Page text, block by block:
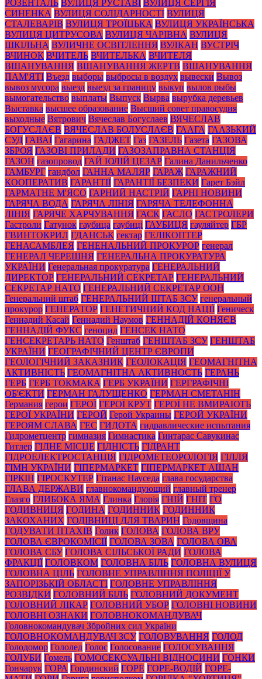
РОЗЕНТАЛЬ ВУЛИЦЯ РУСТАВІ
ВУЛИЦЯ СЕРГІЯ
СИНЕНКА ВУЛИЦЯ СОЛІДАРНОСТІ ВУЛИЦЯ
СТАЛЕВАРІВ ВУЛИЦЯ ТРОЇЦЬКА ВУЛИЦЯ УКРАЇНСЬКА
ВУЛИЦЯ ЦИТРУСОВА ВУЛИЦЯ ЧАРІВНА ВУЛИЦЯ
ШКІЛЬНА ВУЛИЧНЕ ОСВІТЛЕННЯ ВУЛКАН ВУСТРІЧ
ВЧИНОК ВЧИТЕЛЬ ВЧИТЕЛЬКА ВЧИТЕЛЯ
ВШАНУВАННЯ ВШАНУВАННЯ ЖЕРТВ ВШАНУВАННЯ
ПАМ'ЯТІ Въезд выборы выбросы в воздух вывески Вывоз
вывоз мусора выезд выезд за границу выкуп вылов рыбы
вымогательство выплаты Выпуск Вырва вырубка деревьев
Выставка высшее образование Высший совет правосудия
выходные Вятрович Вячеслав Богуслаев ВЯЧЕСЛАВ
БОГУСЛАЄВ ВЯЧЕСЛАВ БОЛУСЛАЄВ ГААГА ГААЗЬКИЙ
СУД ГАВАЇ Гагарина ГАДЖЕТ Газ ГАЗЕЛЬ Газета ГАЗОВА
ЗБРОЯ ГАЗОВІ ПРИЛАДИ ГАЗОЗАПРАВНА СТАНЦІЯ
ГАЗОН газопровод ГАЙ ЮЛІЙ ЦЕЗАР Галина Данильченко
ГАМБУРГ гандбол ГАННА МАЛЯР ГАРАЖ ГАРАЖНИЙ
КООПЕРАТИВ ГАРАНТІЇ ГАРАНТІЇ БЕЗПЕКИ Гарет Бэйл
ГАРМАТНЕ М'ЯСО ГАРНИЙ НАСТРІЙ ГАРНІ НОВИНИ
ГАРЯЧА ВОДА ГАРЯЧА ЛІНІЯ ГАРЯЧА ТЕЛЕФОННА
ЛІНІЯ ГАРЯЧЕ ХАРЧУВАННЯ ГАСК ГАСЛО ГАСТРОЛЕРИ
Гастроли Гатунок гаубица гаубиці ГАУБИЦЯ гауляйтер ГБР
ГВИНТОКРИЛ ГДАНСЬК гектар ГЕЛІКОПТЕР
ГЕНАСАМБЛЕЯ ГЕНЕНАЛЬНИЙ ПРОКУРОР генерал
ГЕНЕРАЛ ЧЕРЕШНЯ ГЕНЕРАЛЬНА ПРОКУРАТУРА
УКРАЇНИ Генеральная прокуратура ГЕНЕРАЛЬНИЙ
ДИРЕКТОР ГЕНЕРАЛЬНИЙ СЕКРЕТАР ГЕНЕРАЛЬНИЙ
СЕКРЕТАР НАТО ГЕНЕРАЛЬНИЙ СЕКРЕТАР ООН
Генеральний штаб ГЕНЕРАЛЬНИЙ ШТАБ ЗСУ генеральный
прокурор ГЕНЕРАТОР ГЕНЕТИЧНИЙ КОД НАЦІЇ Геническ
Геннадий Касай Геннадий Наумов ГЕННАДІЙ КОНЯЄВ
ГЕННАДІЙ ФУКС геноцид ГЕНСЕК НАТО
ГЕНСЕКРЕТАРЬ НАТО Генштаб ГЕНШТАБ ЗСУ ГЕНШТАБ
УКРАЇНИ ГЕОГРАФІЧНИЙ ЦЕНТР ЄВРОПИ
ГЕОЛОГІЧНИЙ ЗАКАЗНИК ГЕОЛОКАЦІЯ ГЕОМАГНІТНА
АКТИВНІСТЬ ГЕОМАГНІТНА АКТИВНОСТЬ ГЕРАНЬ
ГЕРБ ГЕРБ ТОКМАКА ГЕРБ УКРАЇНИ ГЕРГРАФІЧНІ
ОБ'ЄКТИ ГЕРМАН ГАЛУЩЕНКО ГЕРМАН СМЕТАНІН
Германия герои ГЕРОЇ ГЕРОЇ КРУТ ГЕРОЇ НЕ ВМИРАЮТЬ
ГЕРОЇ УКРАЇНИ ГЕРОЙ Герой Украины ГЕРОЙ УКРАЇНИ
ГЕРОЯМ СЛАВА ГЕС ГИДОТА гидравлические испытания
Гидрометцентр гимназия Гимнастика Гинтарас Савукинас
Гитлер ГІДНЕ МІСЦЕ ГІДНІСТЬ ГІДРАНТ
ГІДРОЕЛЕКТРОСТАНЦІЯ ГІДРОМЕТЕОРОЛОГІЯ ГІЛЛЯ
ГІМН УКРАЇНИ ГІПЕРМАРКЕТ ГІПЕРМАРКЕТ АШАН
ГІРКІН ГІРОСКУТЕР Гітанас Науседа глава государства
ГЛАВА ДЕРЖАВИ главнокомандующий главный тренер
Глазго ГЛИБОКА ЯМА Глинка Глорія ГНІЙ ГНІТ ГО
ГОДИВНИЦЯ ГОДИНА ГОДИННИК ГОДИННИК
ЗАКОХАНИХ ГОДІВНИЦІ ДЛЯ ТВАРИН Годовщина
ГОДУВАТИ ПТАХІВ Голик ГОЛОВА ГОЛОВА ВРУ
ГОЛОВА ЄВРОКОМІСІЇ ГОЛОВА ЗОВА ГОЛОВА ОВА
ГОЛОВА СБУ ГОЛОВА СІЛЬСЬКОЇ РАДИ ГОЛОВА
ФРАКЦІЇ ГОЛОВКОМ ГОЛОВНА БІЛЬ ГОЛОВНА ВУЛИЦЯ
ГОЛОВНА ЦІЛЬ ГОЛОВНЕ УПРАВЛІННЯ ПОЛІЦІЇ У
ЗАПОРІЗЬКІЙ ОБЛАСТІ ГОЛОВНЕ УПРАВЛІННЯ
РОЗВІДКИ ГОЛОВНИЙ БІЛЬ ГОЛОВНИЙ ДОКУМЕНТ
ГОЛОВНИЙ ЛІКАР ГОЛОВНИЙ УБОР ГОЛОВНІ НОВИНИ
ГОЛОВНІ ОЗНАКИ ГОЛОВНОКОМАНДУВАЧ
Головнокомандувач Збройних сил України
ГОЛОВНОКОМАНДУВАЧ ЗСУ ГОЛОВУВАННЯ ГОЛОД
Голодомор Гололед Голос Голосование ГОЛОСУВАННЯ
ГОЛУБИ Гомель ГОМОСЕКСУАЛЬНІ ВІДНОСИНИ ГОНКИ
Гончарук ГОРА Гординский ГОРЕ ГОРЕ-ВОДІЙ ГОРЕ-